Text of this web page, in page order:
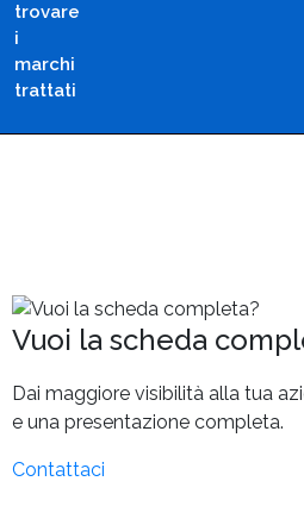
trovare
i
marchi
trattati
Vuoi la scheda
Dai maggiore visibilità alla tua
e una presentazione completa.
Contattaci